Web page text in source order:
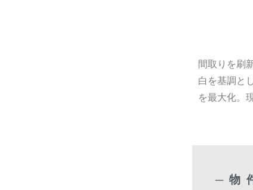
間取りを刷
白を基調と
を最大化。
─物